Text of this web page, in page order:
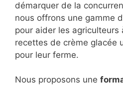
démarquer de la
nous offrons une gamme
pour aider les agriculteurs
recettes de crème glacée
pour leur ferme.
Nous proposons une